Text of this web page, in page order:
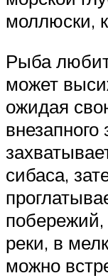
моллюски,
Рыба
может
ожидая
внезапного
сибаса,
реки, в
можно